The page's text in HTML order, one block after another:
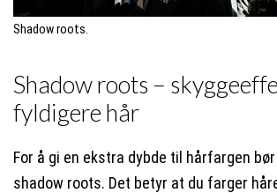
Shadow roots.
Shadow roots –
fyldigere hår
For å gi en ekstra dybde til hårfargen
shadow roots. Det betyr at du farger